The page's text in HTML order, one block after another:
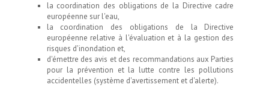
la coordination des obligations de la Directive cadre
européenne sur l'eau,
la coordination des obligations de la Directive
européenne relative à l'évaluation et à la gestion des
risques d'inondation et,
d'émettre des avis et des recommandations aux Parties
pour la prévention et la lutte contre les pollutions
accidentelles (système d'avertissement et d'alerte).